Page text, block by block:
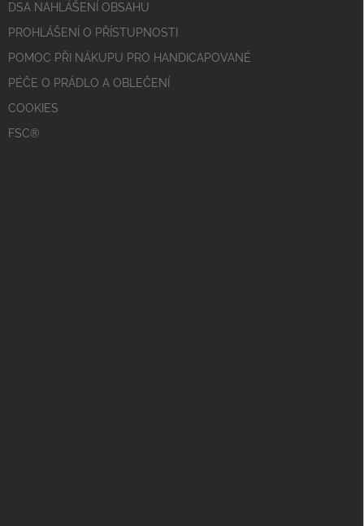
DSA NAHLÁŠENÍ OBSAHU
PROHLÁŠENÍ O PŘÍSTUPNOSTI
POMOC PŘI NÁKUPU PRO HANDICAPOVANÉ
PÉČE O PRÁDLO A OBLEČENÍ
COOKIES
FSC®